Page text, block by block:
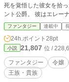
大神
のものだった。
令嬢
す！ これは、信仰と勘違いに振り回される世界で、魔法ゼ
ロの
タジ
死を覚悟した彼女を拾
ント公爵。 彼はエレー
迎え入れた。 それから
下に囲まれ、美しくも
瞳』、すべてを操る『
育を武器に。 一方、継
め、悪名高い侯爵の妻
す、お母様。……化け物
捨てられた少女による
ファンタジー 連載中
24h.ポイント 28pt
小説 21,807 位 /
ファンタジー 令嬢
王族・貴族